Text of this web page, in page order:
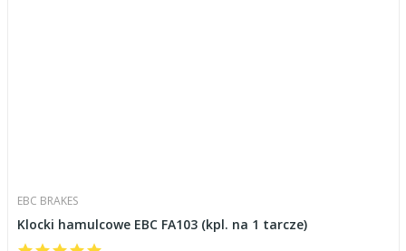
EBC BRAKES
Klocki hamulcowe EBC FA103 (kpl. na 1 tarcze)